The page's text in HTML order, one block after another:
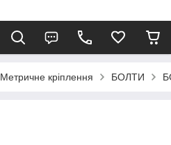
Метричне кріплення БОЛТИ